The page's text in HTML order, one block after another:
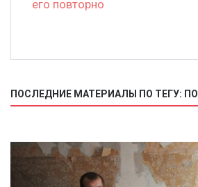
его повторно
ПОСЛЕДНИЕ МАТЕРИАЛЫ ПО ТЕГУ: